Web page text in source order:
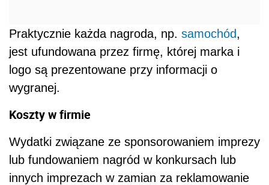
Praktycznie każda nagroda, np. samochód,
jest ufundowana przez firmę, której marka i
logo są prezentowane przy informacji o
wygranej.
Koszty w firmie
Wydatki związane ze sponsorowaniem imprezy
lub fundowaniem nagród w konkursach lub
innych imprezach w zamian za reklamowanie